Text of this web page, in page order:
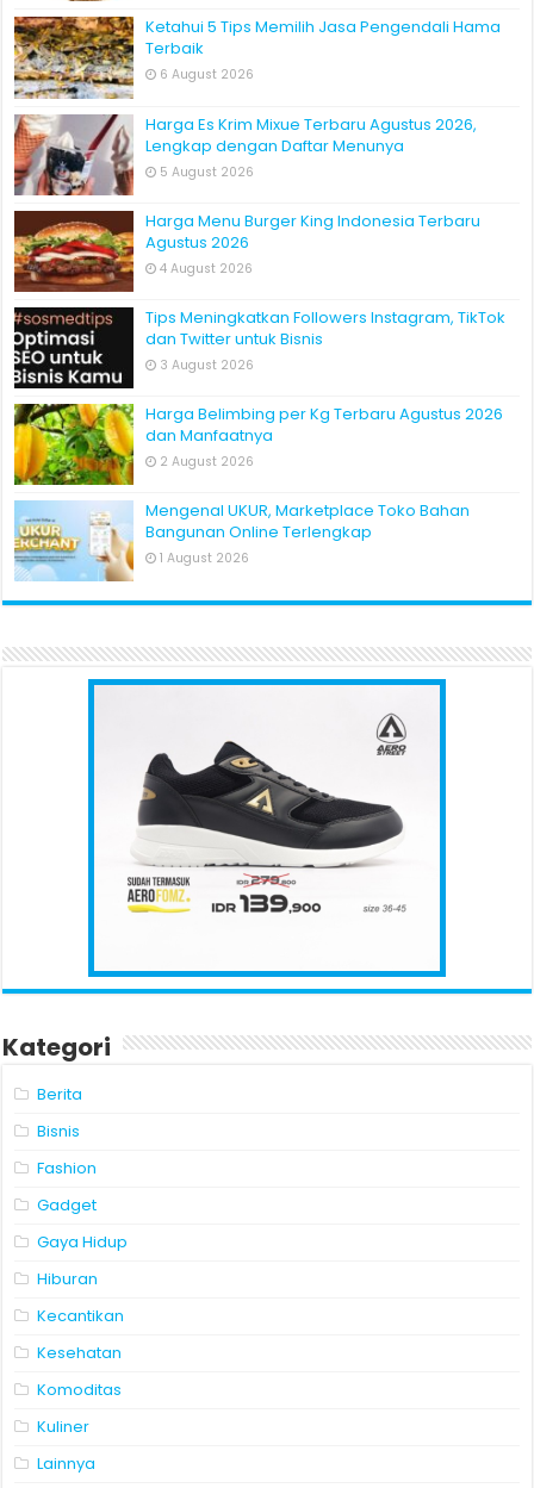
Ketahui 5 Tips Memilih Jasa Pengendali Hama
Terbaik
6 August 2026
Harga Es Krim Mixue Terbaru Agustus 2026,
Lengkap dengan Daftar Menunya
5 August 2026
Harga Menu Burger King Indonesia Terbaru
Agustus 2026
4 August 2026
Tips Meningkatkan Followers Instagram, TikTok
dan Twitter untuk Bisnis
3 August 2026
Harga Belimbing per Kg Terbaru Agustus 2026
dan Manfaatnya
2 August 2026
Mengenal UKUR, Marketplace Toko Bahan
Bangunan Online Terlengkap
1 August 2026
Kategori
Berita
Bisnis
Fashion
Gadget
Gaya Hidup
Hiburan
Kecantikan
Kesehatan
Komoditas
Kuliner
Lainnya